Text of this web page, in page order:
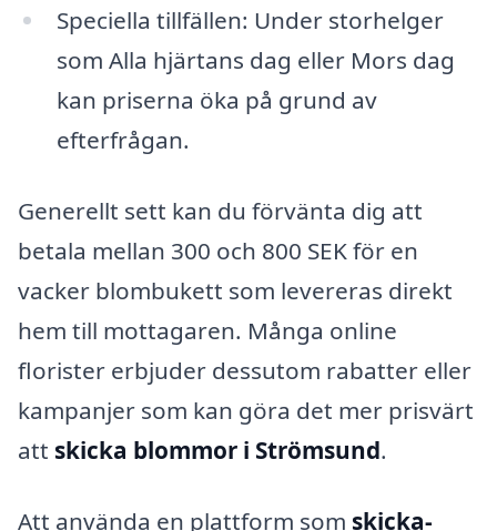
Speciella tillfällen: Under storhelger
som Alla hjärtans dag eller Mors dag
kan priserna öka på grund av
efterfrågan.
Generellt sett kan du förvänta dig att
betala mellan 300 och 800 SEK för en
vacker blombukett som levereras direkt
hem till mottagaren. Många online
florister erbjuder dessutom rabatter eller
kampanjer som kan göra det mer prisvärt
att skicka blommor i Strömsund.
Att använda en plattform som skicka-